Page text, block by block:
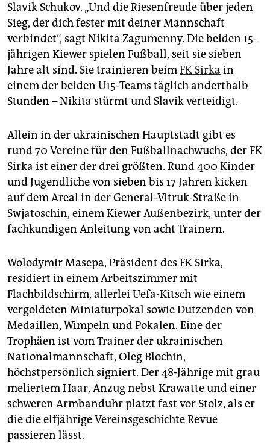
epaper login
Slavik Schukov. „Und die Riesenfreude über jeden
Sieg, der dich fester mit deiner Mannschaft
verbindet“, sagt Nikita Zagumenny. Die beiden 15-
jährigen Kiewer spielen Fußball, seit sie sieben
Jahre alt sind. Sie trainieren beimFK Sirka in
einem der beiden U15-Teams täglich anderthalb
Stunden – Nikita stürmt und Slavik verteidigt.
Allein in der ukrainischen Hauptstadt gibt es
rund 70 Vereine für den Fußballnachwuchs, der FK
Sirka ist einer der drei größten. Rund 400 Kinder
und Jugendliche von sieben bis 17 Jahren kicken
auf dem Areal in der General-Vitruk-Straße in
Swjatoschin, einem Kiewer Außenbezirk, unter der
fachkundigen Anleitung von acht Trainern.
Wolodymir Masepa, Präsident des FK Sirka,
residiert in einem Arbeitszimmer mit
Flachbildschirm, allerlei Uefa-Kitsch wie einem
vergoldeten Miniaturpokal sowie Dutzenden von
Medaillen, Wimpeln und Pokalen. Eine der
Trophäen ist vom Trainer der ukrainischen
Nationalmannschaft, Oleg Blochin,
höchstpersönlich signiert. Der 48-Jährige mit grau
meliertem Haar, Anzug nebst Krawatte und einer
schweren Armbanduhr platzt fast vor Stolz, als er
die die elfjährige Vereinsgeschichte Revue
passieren lässt.